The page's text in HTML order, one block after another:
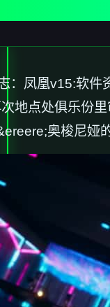
：凤凰v15:软
地点处俱乐份
奥梭尼娅